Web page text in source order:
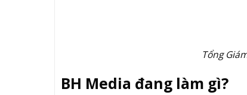
Tổng
BH Media đang làm gì?